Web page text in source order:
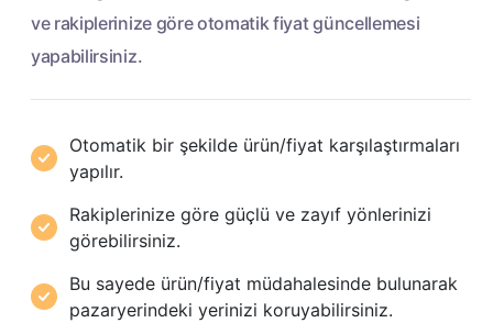
ve rakiplerinize göre otomatik fiyat güncellemesi
yapabilirsiniz.
Otomatik bir şekilde ürün/fiyat karşılaştırmaları
yapılır.
Rakiplerinize göre güçlü ve zayıf yönlerinizi
görebilirsiniz.
Bu sayede ürün/fiyat müdahalesinde bulunarak
pazaryerindeki yerinizi koruyabilirsiniz.